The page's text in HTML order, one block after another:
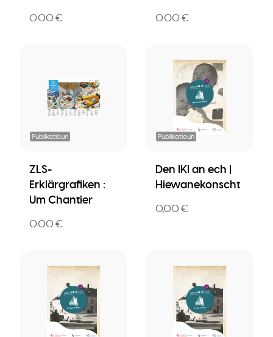
0.00 € 0.00 €
Publikatioun
ZLS-
Erklärgrafiken :
Um Chantier
0.00 €
Publikatioun
Den IKI an ech |
Hiewanekonscht
0,00 €